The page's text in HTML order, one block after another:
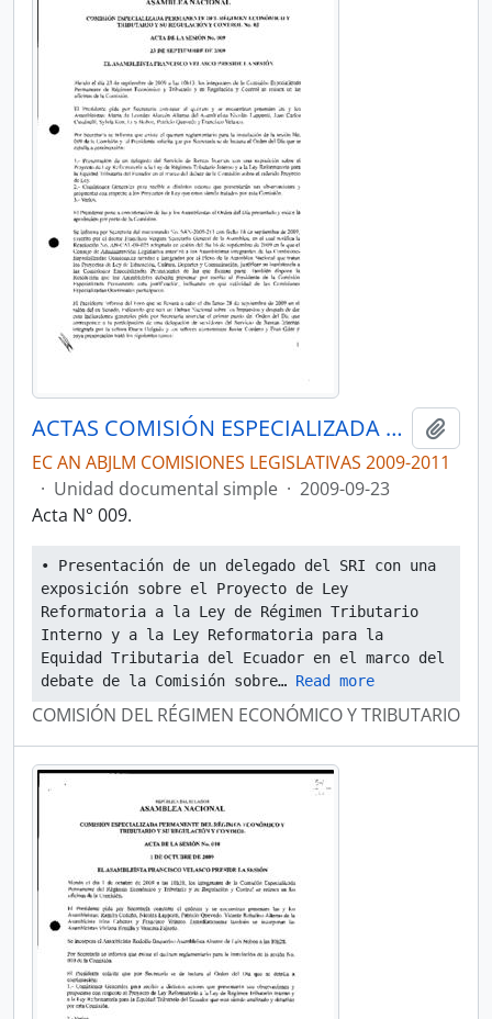
ACTAS COMISIÓN ESPECIALIZADA PERMANENTE DEL RÉGIMEN ECONÓMICO Y TRIBUTARIO Y SU REGULACIÓN Y CONTROL
EC AN ABJLM COMISIONES LEGISLATIVAS 2009-2011
· Unidad documental simple · 2009-09-23
Acta N° 009.
• Presentación de un delegado del SRI con una
exposición sobre el Proyecto de Ley
Reformatoria a la Ley de Régimen Tributario
Interno y a la Ley Reformatoria para la
Equidad Tributaria del Ecuador en el marco del
debate de la Comisión sobre… Read more
COMISIÓN DEL RÉGIMEN ECONÓMICO Y TRIBUTARIO